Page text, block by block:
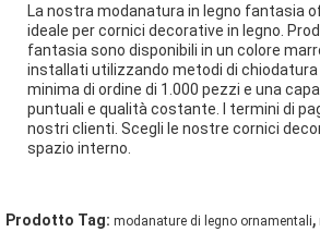
La nostra modanatura in legno fantasia
ideale per cornici decorative in legno.
fantasia sono disponibili in un colore
installati utilizzando metodi di
minima di ordine di 1.000 pezzi e una
puntuali e qualità costante. I termini di
nostri clienti. Scegli le nostre cornici
spazio interno.
Prodotto Tag: modanature di legno ornamentali,